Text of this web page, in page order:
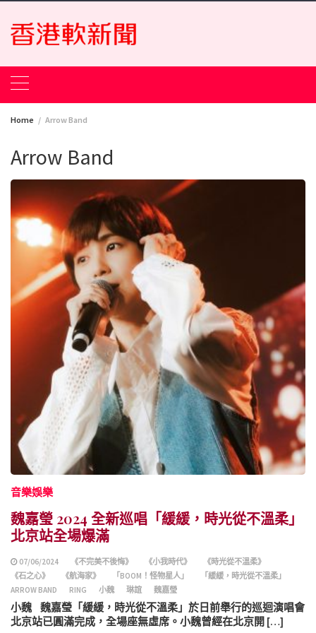
Skip
content
Home Arrow Band
Arrow Band
音樂娛樂
魏嘉瑩 2024 全新巡唱「緩緩，時光從不溫柔」
北京站全場爆滿
07/06/2024 《不完美不後悔》 《小我時代》
《時光從不溫柔》
《石之心》
《航海家》 「BOOM！怪物星人」
「緩緩，時光從不溫柔」
ARROW BAND
RING 小魏 琳誼 魏嘉瑩
小魏 魏嘉瑩「緩緩，時光從不溫柔」於日前舉行的巡迴演唱會
北京站已圓滿完成，全場座無虛席。小魏曾經在北京開 […]